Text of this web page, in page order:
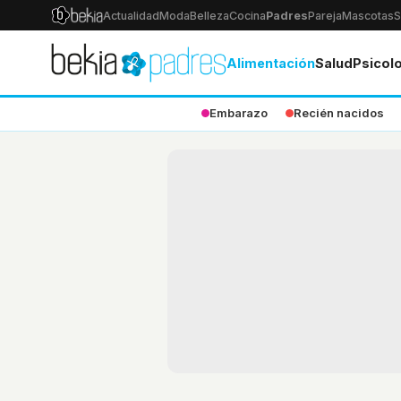
ActualidadModaBellezaCocinaPadresParejaMascotas
AlimentaciónSalud
Embarazo Recién nacidos